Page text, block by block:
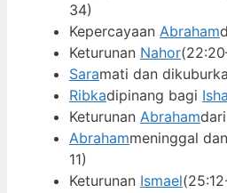
34)
Kepercayaan Abraham
Keturunan Nahor
Saramati dan
Ribkadipinang bagi
Keturunan Abrahamdari
Abrahammeninggal
11)
Keturunan Ismael